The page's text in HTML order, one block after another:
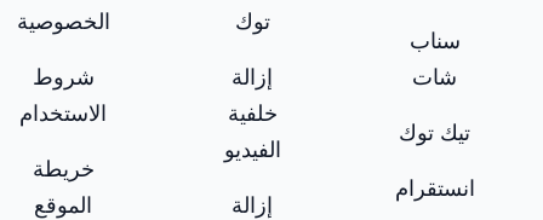
سناب
شات
تيك توك
انستقرام
توك
إزالة
خلفية
الفيديو
إزالة
الخصوصية
شروط
الاستخدام
خريطة
الموقع